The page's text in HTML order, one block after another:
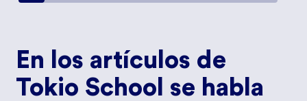
En los artículos de
Tokio School se habla